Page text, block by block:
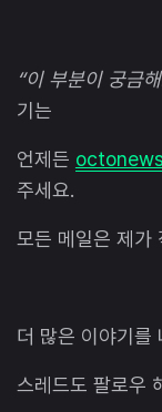
“이 부분이 궁금
기는
언제든
주세요.
모든 메일은 제가
더 많은 이야기를
스레드도 팔로우